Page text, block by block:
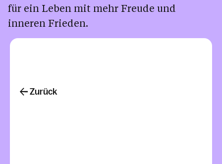
für ein Leben mit mehr Freude und
inneren Frieden.
Zurück